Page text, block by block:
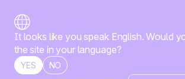
It looks like you speak English. Would
the site in your language?
YES NO